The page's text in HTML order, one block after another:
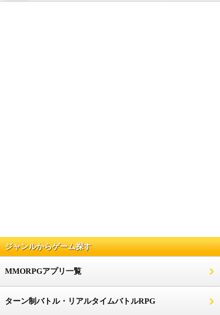
ジャンルからゲーム探す
MMORPGアプリ一覧
ターン制バトル・リアルタイムバトルRPG